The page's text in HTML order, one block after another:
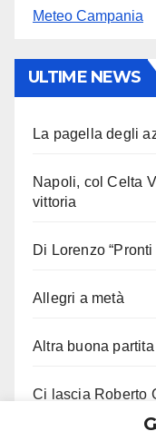
Meteo Campania
ULTIME NEWS
La pagella degli
Napoli, col Celta
vittoria
Di Lorenzo
Allegri a metà
Altra buona
Ci lascia Roberto